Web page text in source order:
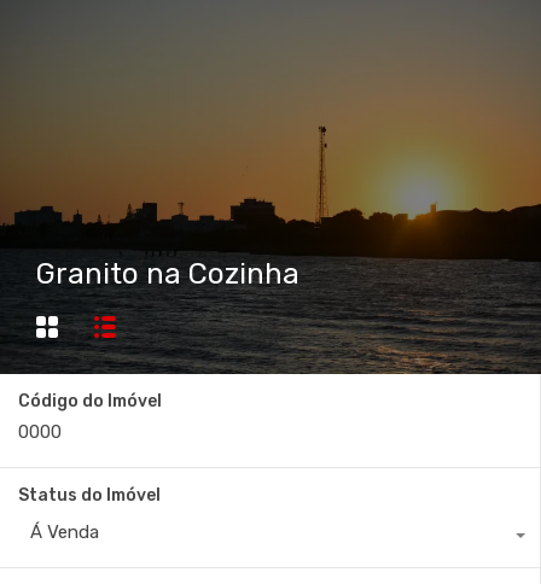
Granito na Cozinha
Código do Imóvel
Status do Imóvel
Á Venda